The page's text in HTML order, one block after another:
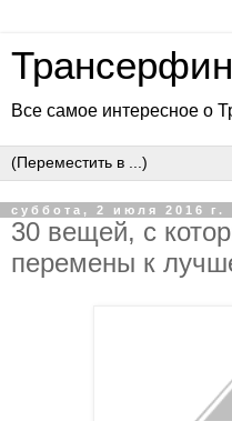
Все самое интересное о
суббота, 2 июля 2016 г.
30 вещей, с
перемены к